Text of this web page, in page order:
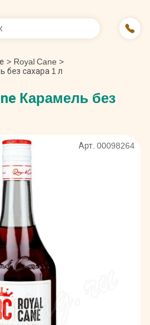
> Royal Cane >
без сахара 1 л
Карамель без
Арт. 00098264